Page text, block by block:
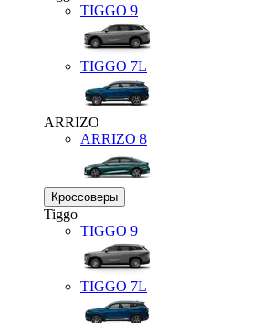
TIGGO 9
TIGGO 7L
ARRIZO
ARRIZO 8
Кроссоверы
Tiggo
TIGGO 9
TIGGO 7L